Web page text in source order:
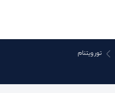
تور ویتنام